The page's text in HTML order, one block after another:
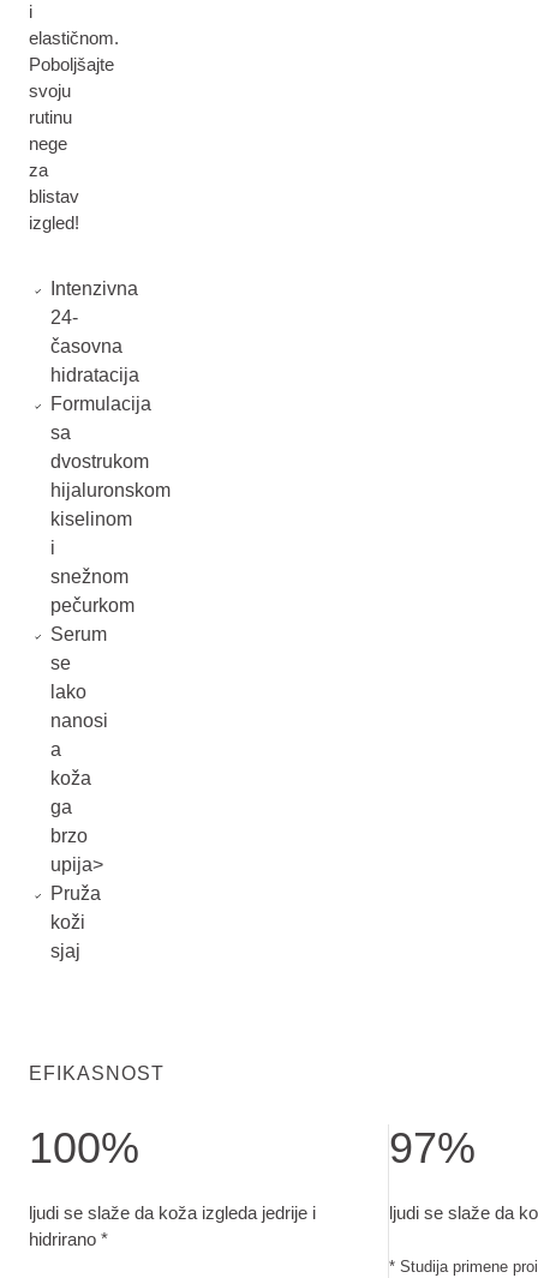
i
elastičnom.
Poboljšajte
svoju
rutinu
nege
za
blistav
izgled!
Intenzivna
24-
časovna
hidratacija
Formulacija
sa
dvostrukom
hijaluronskom
kiselinom
i
snežnom
pečurkom
Serum
se
lako
nanosi
a
koža
ga
brzo
upija>
Pruža
koži
sjaj
EFIKASNOST
100%
ljudi se slaže da koža izgleda jedrije i
hidrirano *
97%
ljudi se slaže da
* Studija primene